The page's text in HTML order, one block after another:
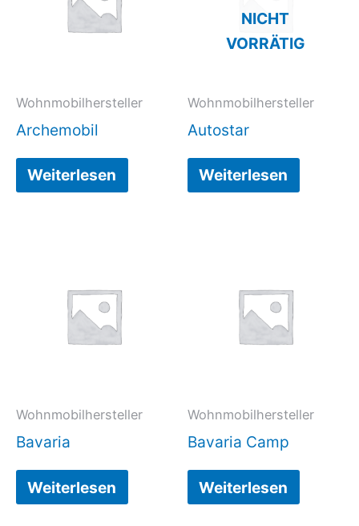
Wohnmobilhersteller
Archemobil
Weiterlesen
NICHT
VORRÄTIG
Wohnmobilhersteller
Autostar
Weiterlesen
Wohnmobilhersteller
Bavaria
Weiterlesen
Wohnmobilhersteller
Bavaria Camp
Weiterlesen